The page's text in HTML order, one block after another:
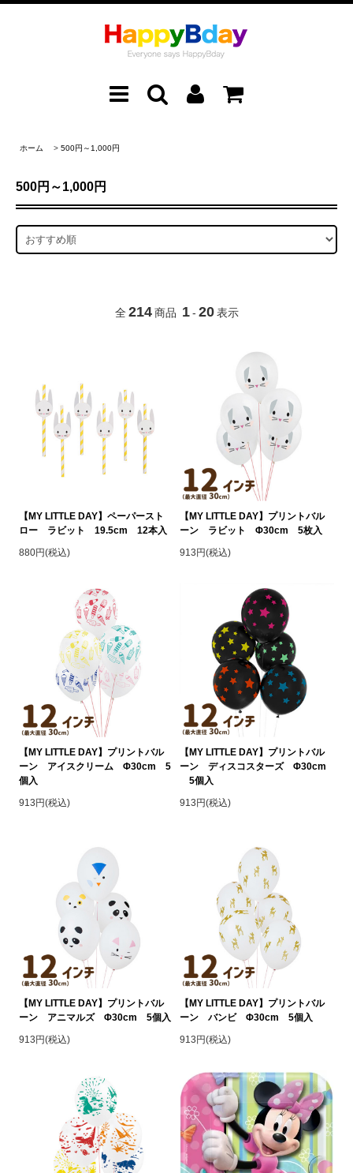
ホーム > 500円～1,000円
500円～1,000円
全 214 商品 1 - 20 表示
【MY LITTLE DAY】ペーパースト
ロー ラビット 19.5cm 12本入
880円(税込)
【MY LITTLE DAY】プリントバル
ーン ラビット Φ30cm 5枚入
913円(税込)
【MY LITTLE DAY】プリントバル
ーン アイスクリーム Φ30cm 5
個入
913円(税込)
【MY LITTLE DAY】プリントバル
ーン ディスコスターズ Φ30cm
5個入
913円(税込)
【MY LITTLE DAY】プリントバル
ーン アニマルズ Φ30cm 5個入
913円(税込)
【MY LITTLE DAY】プリントバル
ーン バンビ Φ30cm 5個入
913円(税込)